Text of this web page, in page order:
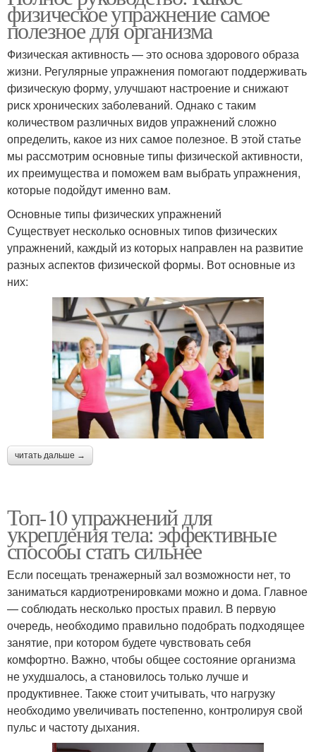
физическое упражнение самое
полезное для организма
Физическая активность — это основа здорового образа
жизни. Регулярные упражнения помогают поддерживать
физическую форму, улучшают настроение и снижают
риск хронических заболеваний. Однако с таким
количеством различных видов упражнений сложно
определить, какое из них самое полезное. В этой статье
мы рассмотрим основные типы физической активности,
их преимущества и поможем вам выбрать упражнения,
которые подойдут именно вам.
Основные типы физических упражнений
Существует несколько основных типов физических
упражнений, каждый из которых направлен на развитие
разных аспектов физической формы. Вот основные из
них:
читать дальше →
Топ-10 упражнений для
укрепления тела: эффективные
способы стать сильнее
Если посещать тренажерный зал возможности нет, то
заниматься кардиотренировками можно и дома. Главное
— соблюдать несколько простых правил. В первую
очередь, необходимо правильно подобрать подходящее
занятие, при котором будете чувствовать себя
комфортно. Важно, чтобы общее состояние организма
не ухудшалось, а становилось только лучше и
продуктивнее. Также стоит учитывать, что нагрузку
необходимо увеличивать постепенно, контролируя свой
пульс и частоту дыхания.